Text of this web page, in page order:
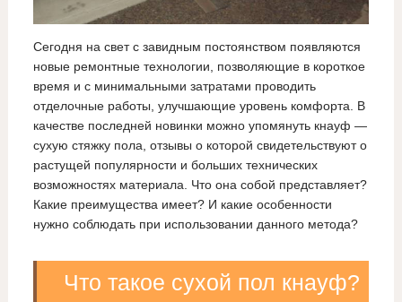
Сегодня на свет с завидным постоянством появляются
новые ремонтные технологии, позволяющие в короткое
время и с минимальными затратами проводить
отделочные работы, улучшающие уровень комфорта. В
качестве последней новинки можно упомянуть кнауф —
сухую стяжку пола, отзывы о которой свидетельствуют о
растущей популярности и больших технических
возможностях материала. Что она собой представляет?
Какие преимущества имеет? И какие особенности
нужно соблюдать при использовании данного метода?
Что такое сухой пол кнауф?